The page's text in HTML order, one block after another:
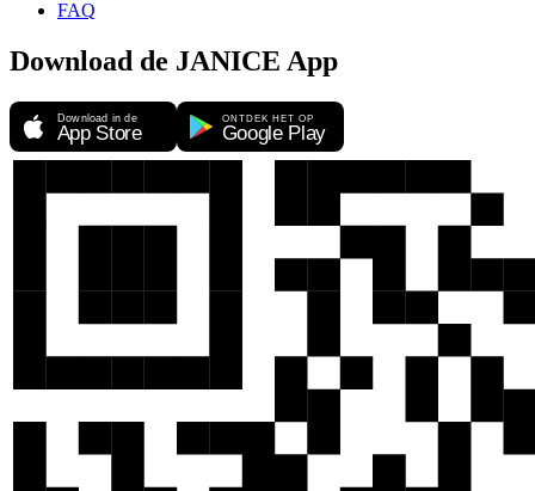
FAQ
Download de JANICE App